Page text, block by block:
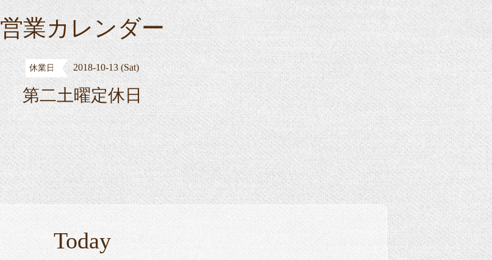
営業カレンダー
休業日 2018-10-13 (Sat)
第二土曜定休日
Today